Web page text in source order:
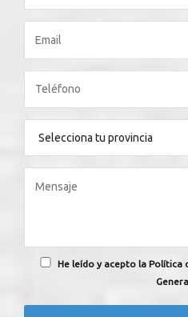
He leído y acepto la Política